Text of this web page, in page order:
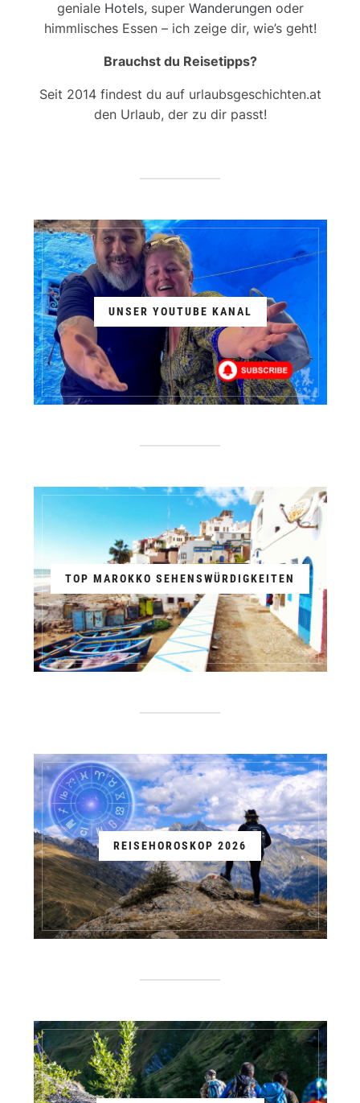
geniale Hotels, super Wanderungenoder
himmlisches Essen – ich zeige dir, wie’s geht!
Brauchst du Reisetipps?
Seit 2014 findest du auf urlaubsgeschichten.at
den Urlaub, der zu dir passt!
UNSER YOUTUBE KANAL
TOP MAROKKO SEHENSWÜRDIGKEITEN
REISEHOROSKOP 2026